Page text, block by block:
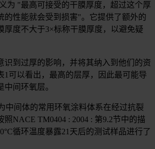
为 "最高可接受的干膜厚度，超过这个厚
的性能就会受到损害"。它提供了额外的
厚度不大于3×标称干膜厚度，以避免疑
识到过厚的影响，并将其纳入到他们的资
1可以看出，最高的层厚，因此最可能导
间环氧层。
中间体的常用环氧涂料体系在经过抗裂
NACE TM0404 : 2004 : 第9.2节中的描
循环温度暴露21天后的测试样品进行了